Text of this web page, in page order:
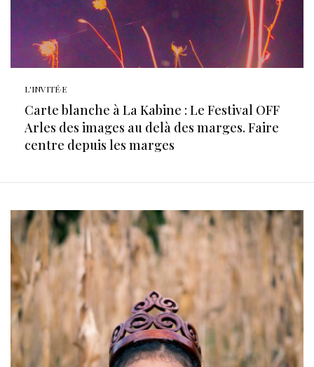
L'INVITÉ·E
Carte blanche à La Kabine : Le Festival OFF
Arles des images au delà des marges. Faire
centre depuis les marges